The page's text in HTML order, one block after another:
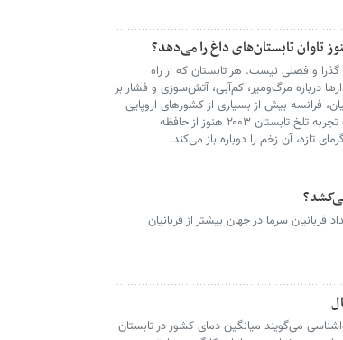
تاوان تابستان‌های داغ را می‌دهد؟
گذرا و فصلی نیست. هر تابستان که از راه
درباره مرگ‌ومیر، کم‌آبی، آتش‌سوزی و فشار بر
فرانسه بیش از بسیاری از کشورهای اروپایی
به نماد این بحران تبدیل شده؛ کشوری که تجربه تلخ تابستان ۲۰۰۳ هنوز از حافظه
آن زخم را دوباره باز می‌کند.
قربانیان سرما در جهان بیشتر از قربانیان
می‌گویند میانگین دمای کشور در تابستان